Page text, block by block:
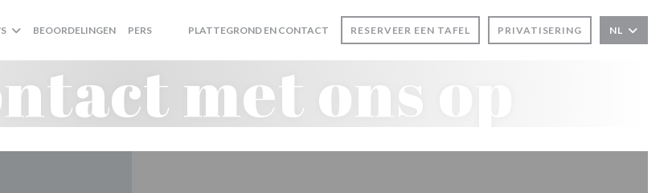
BEOORDELINGEN PERS
((OPENT IN EEN NIEUW VENSTER))
((OPENT IN EEN NIEUW VENSTER))
PLATTEGROND EN CONTACT RESERVEER EEN TAFEL PRIVATISERING NL
met ons op